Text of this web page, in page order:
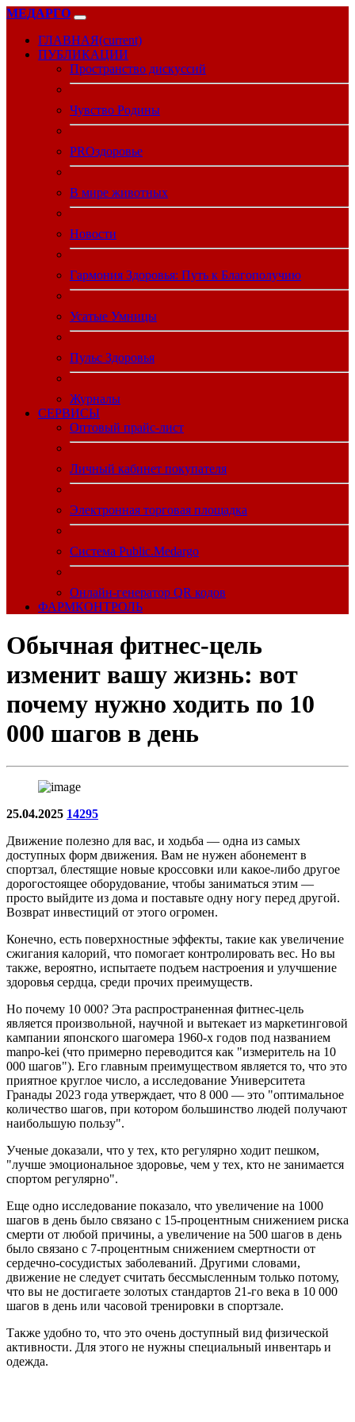
МЕДАРГО
ГЛАВНАЯ(current)
ПУБЛИКАЦИИ
Пространство дискуссий
Чувство Родины
PROздоровье
В мире животных
Новости
Гармония Здоровья: Путь к Благополучию
Усатые Умницы
Пульс Здоровья
Журналы
CЕРВИСЫ
Оптовый прайс-лист
Личный кабинет покупателя
Электронная торговая площадка
Система Public.Medargo
Онлайн-генератор QR кодов
ФАРМКОНТРОЛЬ
Обычная фитнес-цель
изменит вашу жизнь: вот
почему нужно ходить по 10
000 шагов в день
25.04.2025 14295
Движение полезно для вас, и ходьба — одна из самых
доступных форм движения. Вам не нужен абонемент в
спортзал, блестящие новые кроссовки или какое-либо другое
дорогостоящее оборудование, чтобы заниматься этим —
просто выйдите из дома и поставьте одну ногу перед другой.
Возврат инвестиций от этого огромен.
Конечно, есть поверхностные эффекты, такие как увеличение
сжигания калорий, что помогает контролировать вес. Но вы
также, вероятно, испытаете подъем настроения и улучшение
здоровья сердца, среди прочих преимуществ.
Но почему 10 000? Эта распространенная фитнес-цель
является произвольной, научной и вытекает из маркетинговой
кампании японского шагомера 1960-х годов под названием
manpo-kei (что примерно переводится как "измеритель на 10
000 шагов"). Его главным преимуществом является то, что это
приятное круглое число, а исследование Университета
Гранады 2023 года утверждает, что 8 000 — это "оптимальное
количество шагов, при котором большинство людей получают
наибольшую пользу".
Ученые доказали, что у тех, кто регулярно ходит пешком,
"лучше эмоциональное здоровье, чем у тех, кто не занимается
спортом регулярно".
Еще одно исследование показало, что увеличение на 1000
шагов в день было связано с 15-процентным снижением риска
смерти от любой причины, а увеличение на 500 шагов в день
было связано с 7-процентным снижением смертности от
сердечно-сосудистых заболеваний. Другими словами,
движение не следует считать бессмысленным только потому,
что вы не достигаете золотых стандартов 21-го века в 10 000
шагов в день или часовой тренировки в спортзале.
Также удобно то, что это очень доступный вид физической
активности. Для этого не нужны специальный инвентарь и
одежда.